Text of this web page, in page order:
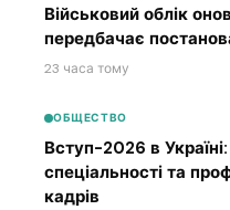
Військовий облік
передбачає
23 часа тому
ОБЩЕСТВО
Вступ-2026 в
спеціальності та
кадрів